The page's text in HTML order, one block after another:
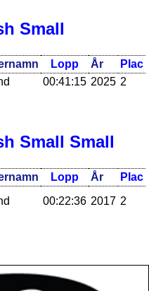
Small
Lopp År
Plac
00:41:15 2025 2
Small Small
Lopp År
Plac
00:22:36 2017 2